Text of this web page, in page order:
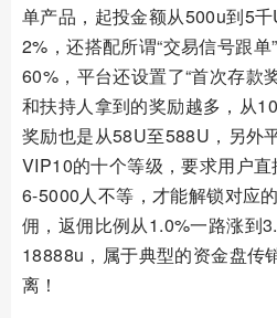
单产品，起投金额从500u到5
2%，还搭配所谓“交易信号跟
60%，平台还设置了“首次存款
和扶持人拿到的奖励越多，从
奖励也是从58U至588U，另外
VIP10的十个等级，要求用户
6-5000人不等，才能解锁对应
佣，返佣比例从1.0%一路涨到
18888u，属于典型的资金盘传
离！